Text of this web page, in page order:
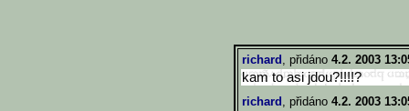
richard , přidáno 4.2. 2003
kam to asi jdou?!!!!?
richard , přidáno 4.2. 2003